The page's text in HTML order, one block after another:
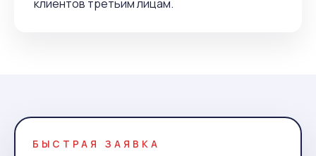
клиентов третьим лицам.
БЫСТРАЯ ЗАЯВКА